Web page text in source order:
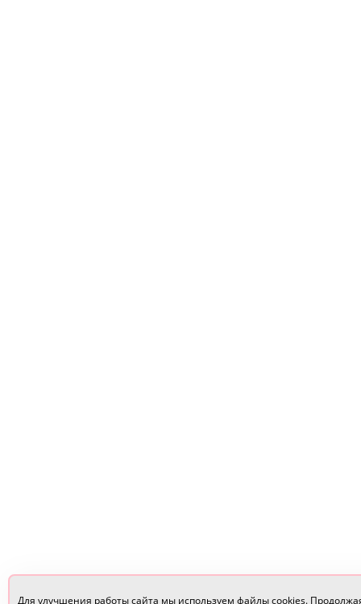
Для улучшения работы сайта мы используем файлы cookies.